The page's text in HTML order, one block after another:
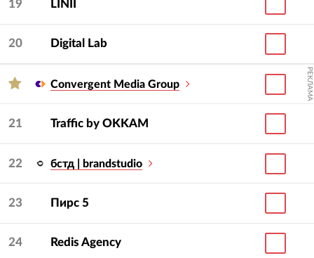
19 LINII
20 Digital Lab
Convergent Media Group РЕКЛАМА
21 Traffic by OKKAM
22 бстд | brandstudio
23 Пирс 5
24 Redis Agency